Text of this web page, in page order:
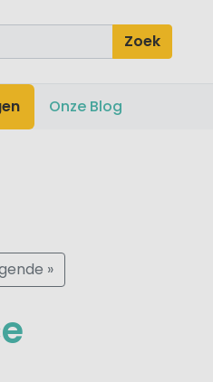
Zoek
Onze Blog
»